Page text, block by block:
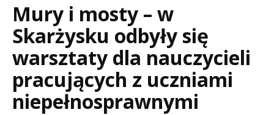
Mury i mosty – w
Skarżysku odbyły się
warsztaty dla nauczycieli
pracujących z uczniami
niepełnosprawnymi